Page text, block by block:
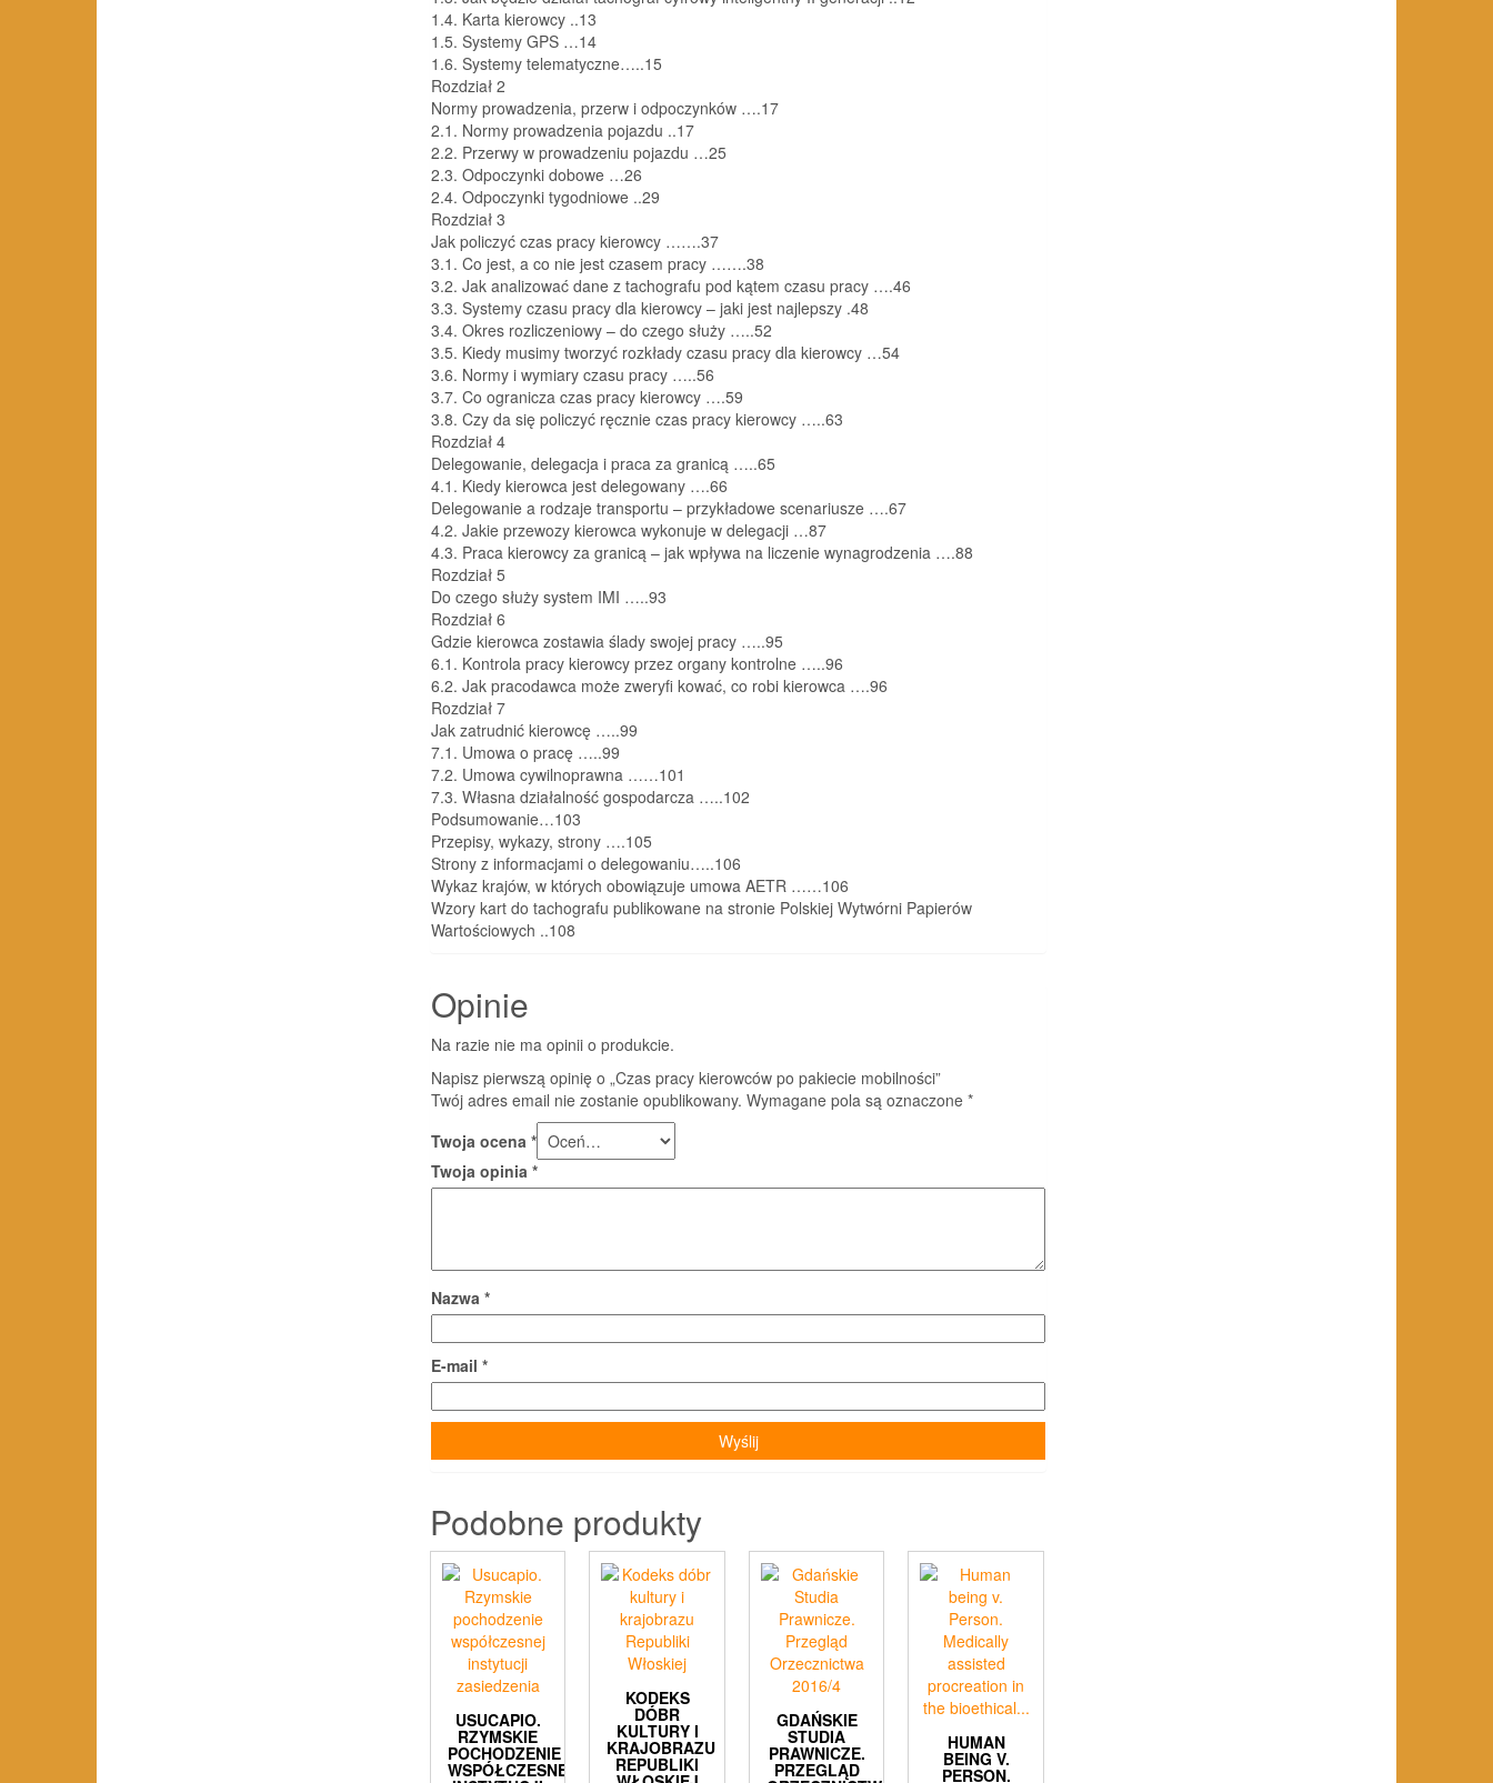
1.4. Karta kierowcy ..13
1.5. Systemy GPS …14
1.6. Systemy telematyczne…..15
Rozdział 2
Normy prowadzenia, przerw i odpoczynków ….17
2.1. Normy prowadzenia pojazdu ..17
2.2. Przerwy w prowadzeniu pojazdu …25
2.3. Odpoczynki dobowe …26
2.4. Odpoczynki tygodniowe ..29
Rozdział 3
Jak policzyć czas pracy kierowcy …….37
3.1. Co jest, a co nie jest czasem pracy …….38
3.2. Jak analizować dane z tachografu pod kątem czasu pracy ….46
3.3. Systemy czasu pracy dla kierowcy – jaki jest najlepszy .48
3.4. Okres rozliczeniowy – do czego służy …..52
3.5. Kiedy musimy tworzyć rozkłady czasu pracy dla kierowcy …54
3.6. Normy i wymiary czasu pracy …..56
3.7. Co ogranicza czas pracy kierowcy ….59
3.8. Czy da się policzyć ręcznie czas pracy kierowcy …..63
Rozdział 4
Delegowanie, delegacja i praca za granicą …..65
4.1. Kiedy kierowca jest delegowany ….66
Delegowanie a rodzaje transportu – przykładowe scenariusze ….67
4.2. Jakie przewozy kierowca wykonuje w delegacji …87
4.3. Praca kierowcy za granicą – jak wpływa na liczenie wynagrodzenia ….88
Rozdział 5
Do czego służy system IMI …..93
Rozdział 6
Gdzie kierowca zostawia ślady swojej pracy …..95
6.1. Kontrola pracy kierowcy przez organy kontrolne …..96
6.2. Jak pracodawca może zweryfi kować, co robi kierowca ….96
Rozdział 7
Jak zatrudnić kierowcę …..99
7.1. Umowa o pracę …..99
7.2. Umowa cywilnoprawna ……101
7.3. Własna działalność gospodarcza …..102
Podsumowanie…103
Przepisy, wykazy, strony ….105
Strony z informacjami o delegowaniu…..106
Wykaz krajów, w których obowiązuje umowa AETR ……106
Wzory kart do tachografu publikowane na stronie Polskiej Wytwórni Papierów
Wartościowych ..108
Opinie
Na razie nie ma opinii o produkcie.
Napisz pierwszą opinię o „Czas pracy kierowców po pakiecie mobilności”
Twój adres email nie zostanie opublikowany. Wymagane pola są oznaczone *
Twoja ocena *
Twoja opinia *
Nazwa *
E-mail *
Podobne produkty
USUCAPIO.
RZYMSKIE
POCHODZENIE
WSPÓŁCZESNEJ
KODEKS
DÓBR
KULTURY I
KRAJOBRAZU
REPUBLIKI
GDAŃSKIE
STUDIA
PRAWNICZE.
PRZEGLĄD
HUMAN
BEING V.
PERSON.